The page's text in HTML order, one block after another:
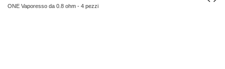
ONE Vaporesso da 0.8 ohm - 4 pezzi